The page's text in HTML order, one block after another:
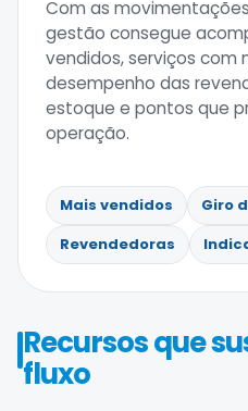
Com as
gestão consegue
vendidos, serviços com
desempenho das
estoque e pontos que
operação.
Mais vendidos
Giro
Revendedoras
Recursos que
fluxo